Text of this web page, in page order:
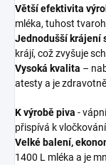
Větší efektivita
mléka, tuhost
Jednodušší krájení
krájí, což zvyšuje
Vysoká kvalita –
atesty a je
K výrobě piva -
přispívá k
Velké balení,
1400 L mléka a je